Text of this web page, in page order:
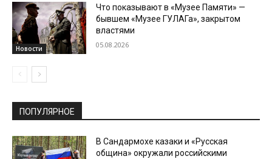
Новости
Что показывают в «Музее Памяти» —
бывшем «Музее ГУЛАГа», закрытом
властями
05.08.2026
ПОПУЛЯРНОЕ
В Сандармохе казаки и «Русская
община» окружали российскими